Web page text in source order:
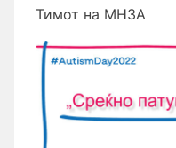
Тимот на МНЗА